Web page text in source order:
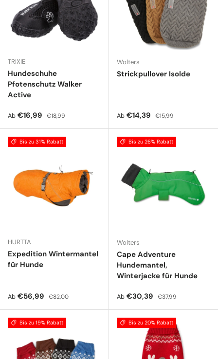
TRIXIE
Hundeschuhe
Pfotenschutz Walker
Active
Verkaufspreis
Ab €16,99 Normaler Preis
€18,99
Wolters
Strickpullover Isolde
Verkaufspreis
Ab €14,39 Normaler Preis
€15,99
Bis zu 31% Rabatt
HURTTA
Expedition Wintermantel
für Hunde
Verkaufspreis
Ab €56,99 Normaler Preis
€82,00
Bis zu 26% Rabatt
Wolters
Cape Adventure
Hundemantel,
Winterjacke für Hunde
Verkaufspreis
Ab €30,39 Normaler Preis
€37,99
Bis zu 19% Rabatt Bis zu 20% Rabatt